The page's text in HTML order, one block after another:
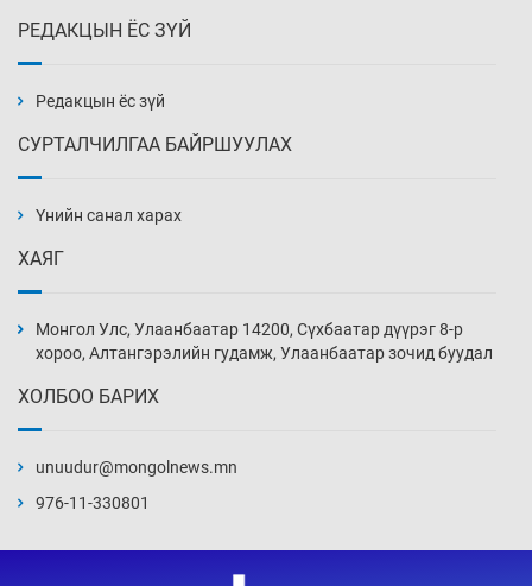
5 цаг 50 мин
6 цаг 20 мин
6 цаг 50 мин
хэмжээг шинэчлэн тогтоох нь
РЕДАКЦЫН ЁС ЗҮЙ
Редакцын ёс зүй
СУРТАЛЧИЛГАА БАЙРШУУЛАХ
Үнийн санал харах
ХАЯГ
Монгол Улс, Улаанбаатар 14200, Сүхбаатар дүүрэг 8-р
хороо, Алтангэрэлийн гудамж, Улаанбаатар зочид буудал
ХОЛБОО БАРИХ
unuudur@mongolnews.mn
976-11-330801